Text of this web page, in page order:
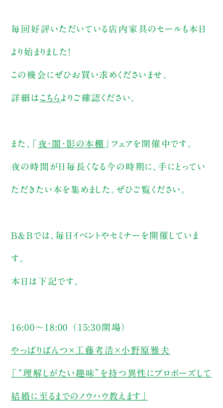
毎回好評いただいている店内家具のセールも本日
より始まりました！
この機会にぜひお買い求めくださいませ。
詳細は こちら よりご確認ください。
また、「 夜・闇・影の本棚 」フェアを開催中です。
夜の時間が日毎長くなる今の時期に、手にとってい
ただきたい本を集めました。ぜひご覧ください。
B&Bでは、毎日イベントやセミナーを開催していま
す。
本日は下記です。
16:00～18:00 （15:30開場）
やっぱりぱんつ×工藤考浩×小野原雅夫
「“理解しがたい趣味”を持つ異性にプロポーズして
結婚に至るまでのノウハウ教えます」